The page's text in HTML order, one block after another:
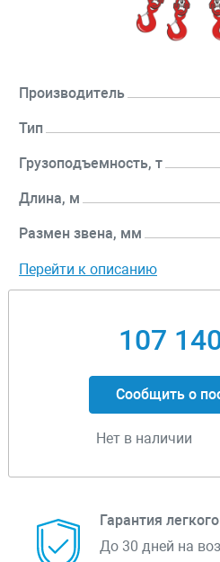
Производитель
Тип
Грузоподъемность, т
Длина, м
Размен звена, мм
Перейти к описанию
107
Сообщить о
Нет в наличии
Гарантия
До 30 дней на